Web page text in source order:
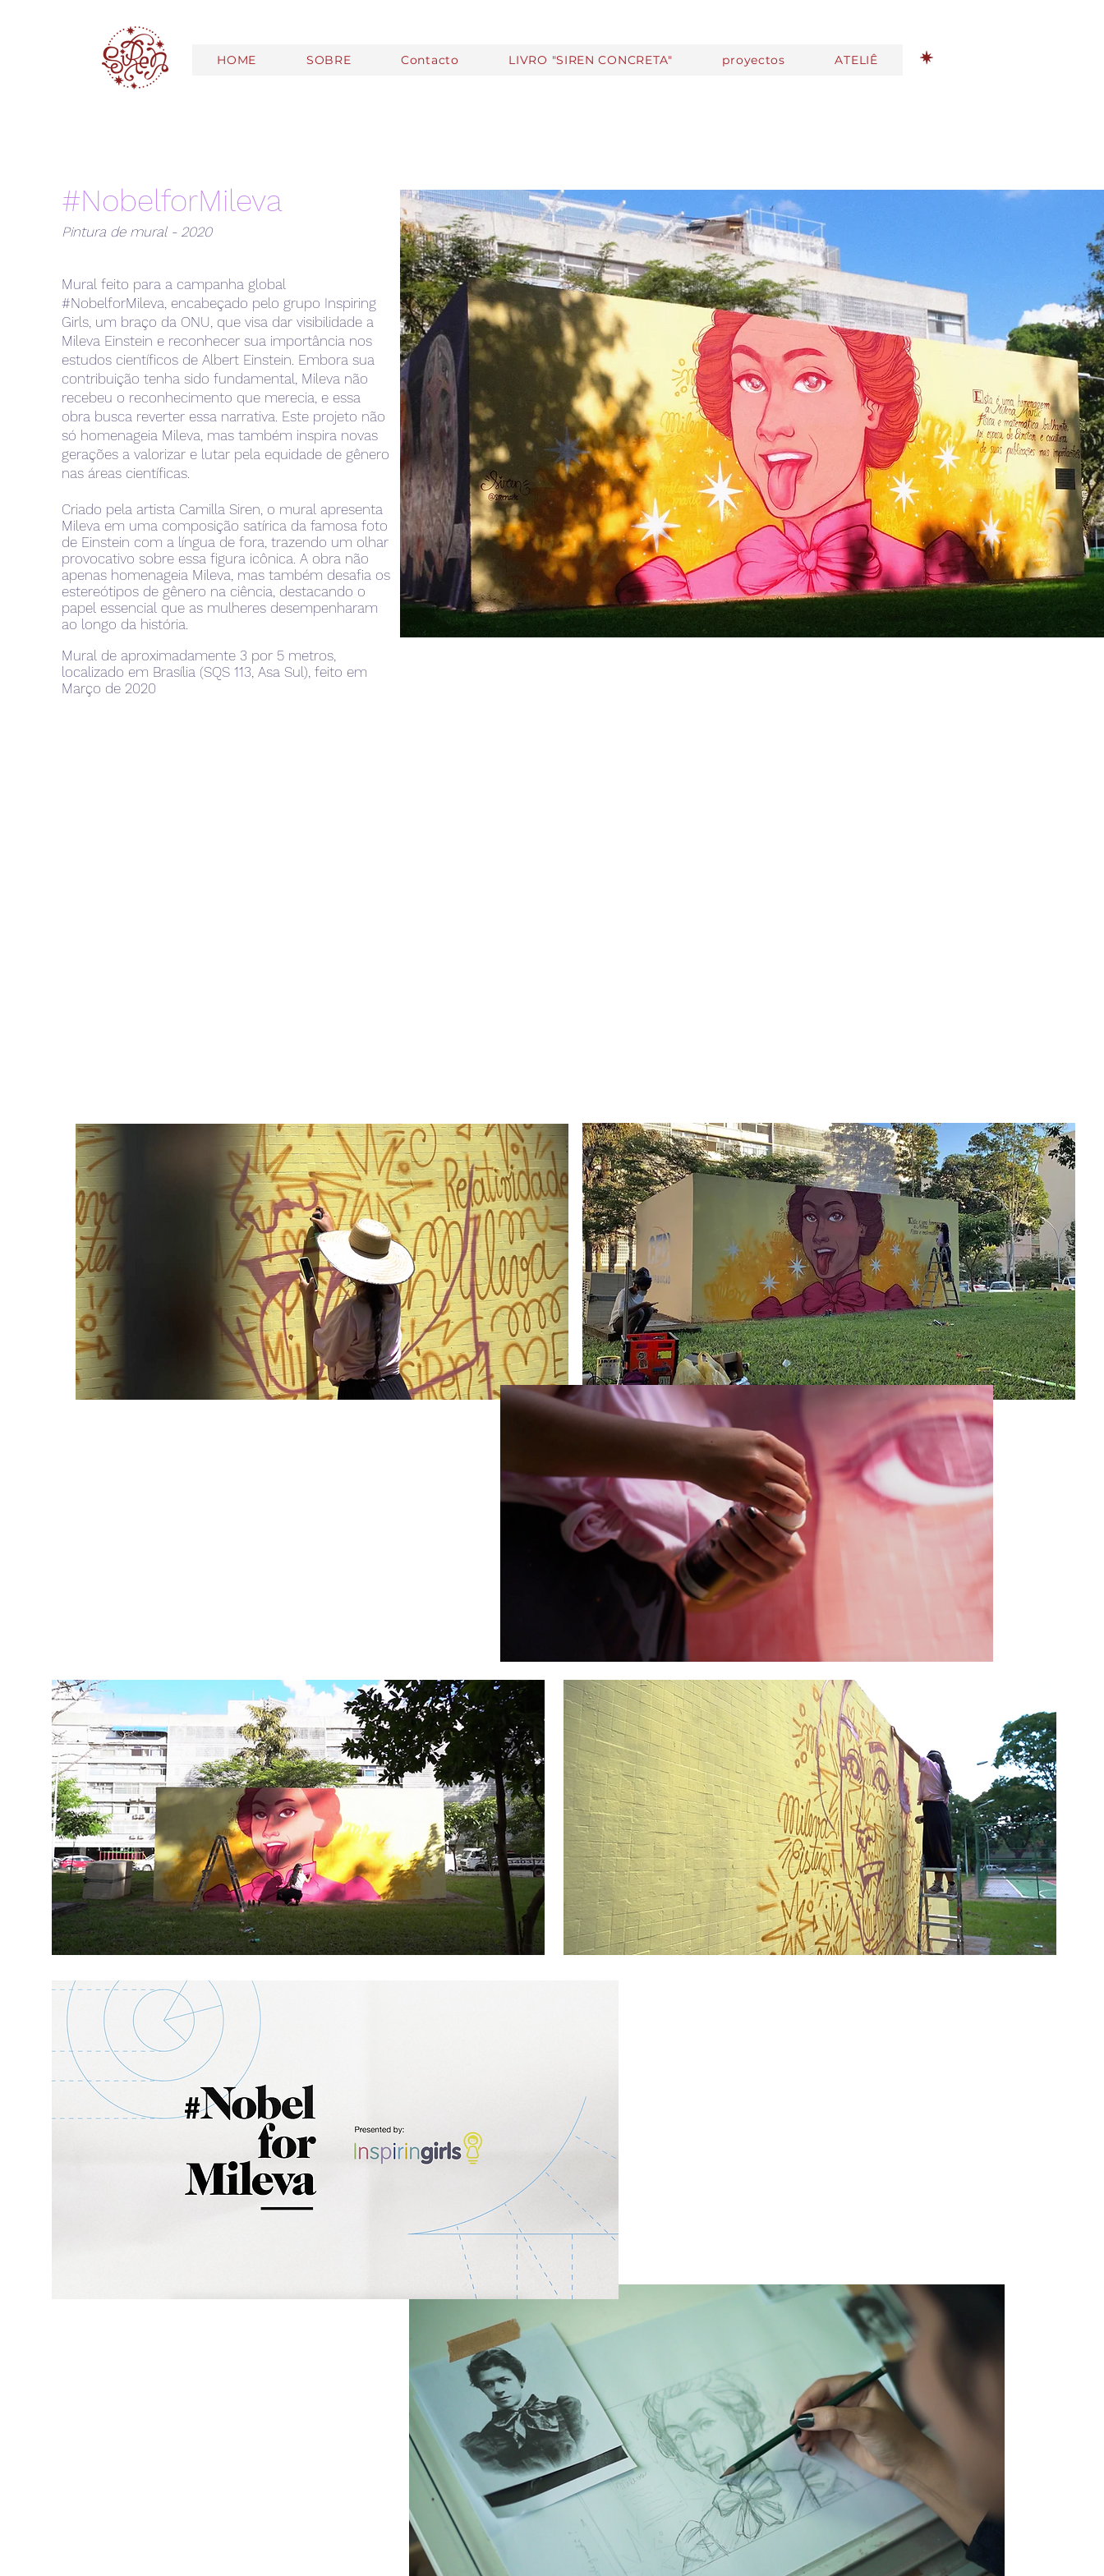
HOME SOBRE Contacto LIVRO "SIREN CONCRETA" proyectos ATELIÊ
#NobelforMileva
Pintura de mural - 2020
Mural feito para a campanha global
#NobelforMileva, encabeçado pelo grupo Inspiring
Girls, um braço da ONU, que visa dar visibilidade a
Mileva Einstein e reconhecer sua importância nos
estudos científicos de Albert Einstein. Embora sua
contribuição tenha sido fundamental, Mileva não
recebeu o reconhecimento que merecia, e essa
obra busca reverter essa narrativa. Este projeto não
só homenageia Mileva, mas também inspira novas
gerações a valorizar e lutar pela equidade de gênero
nas áreas científicas.
Criado pela artista Camilla Siren, o mural apresenta
Mileva em uma composição satírica da famosa foto
de Einstein com a língua de fora, trazendo um olhar
provocativo sobre essa figura icônica. A obra não
apenas homenageia Mileva, mas também desafia os
estereótipos de gênero na ciência, destacando o
papel essencial que as mulheres desempenharam
ao longo da história.
Mural de aproximadamente 3 por 5 metros,
localizado em Brasília (SQS 113, Asa Sul), feito em
Março de 2020